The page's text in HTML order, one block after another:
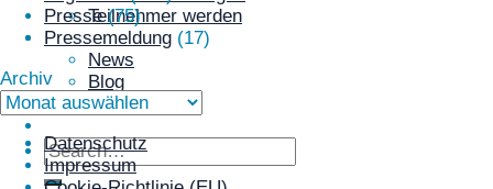
Teilnehmer werden
NEWS
News
Blog
Kontakt
Presse(75)
Pressemeldung (17)
Archiv
Archiv
Datenschutz
Impressum